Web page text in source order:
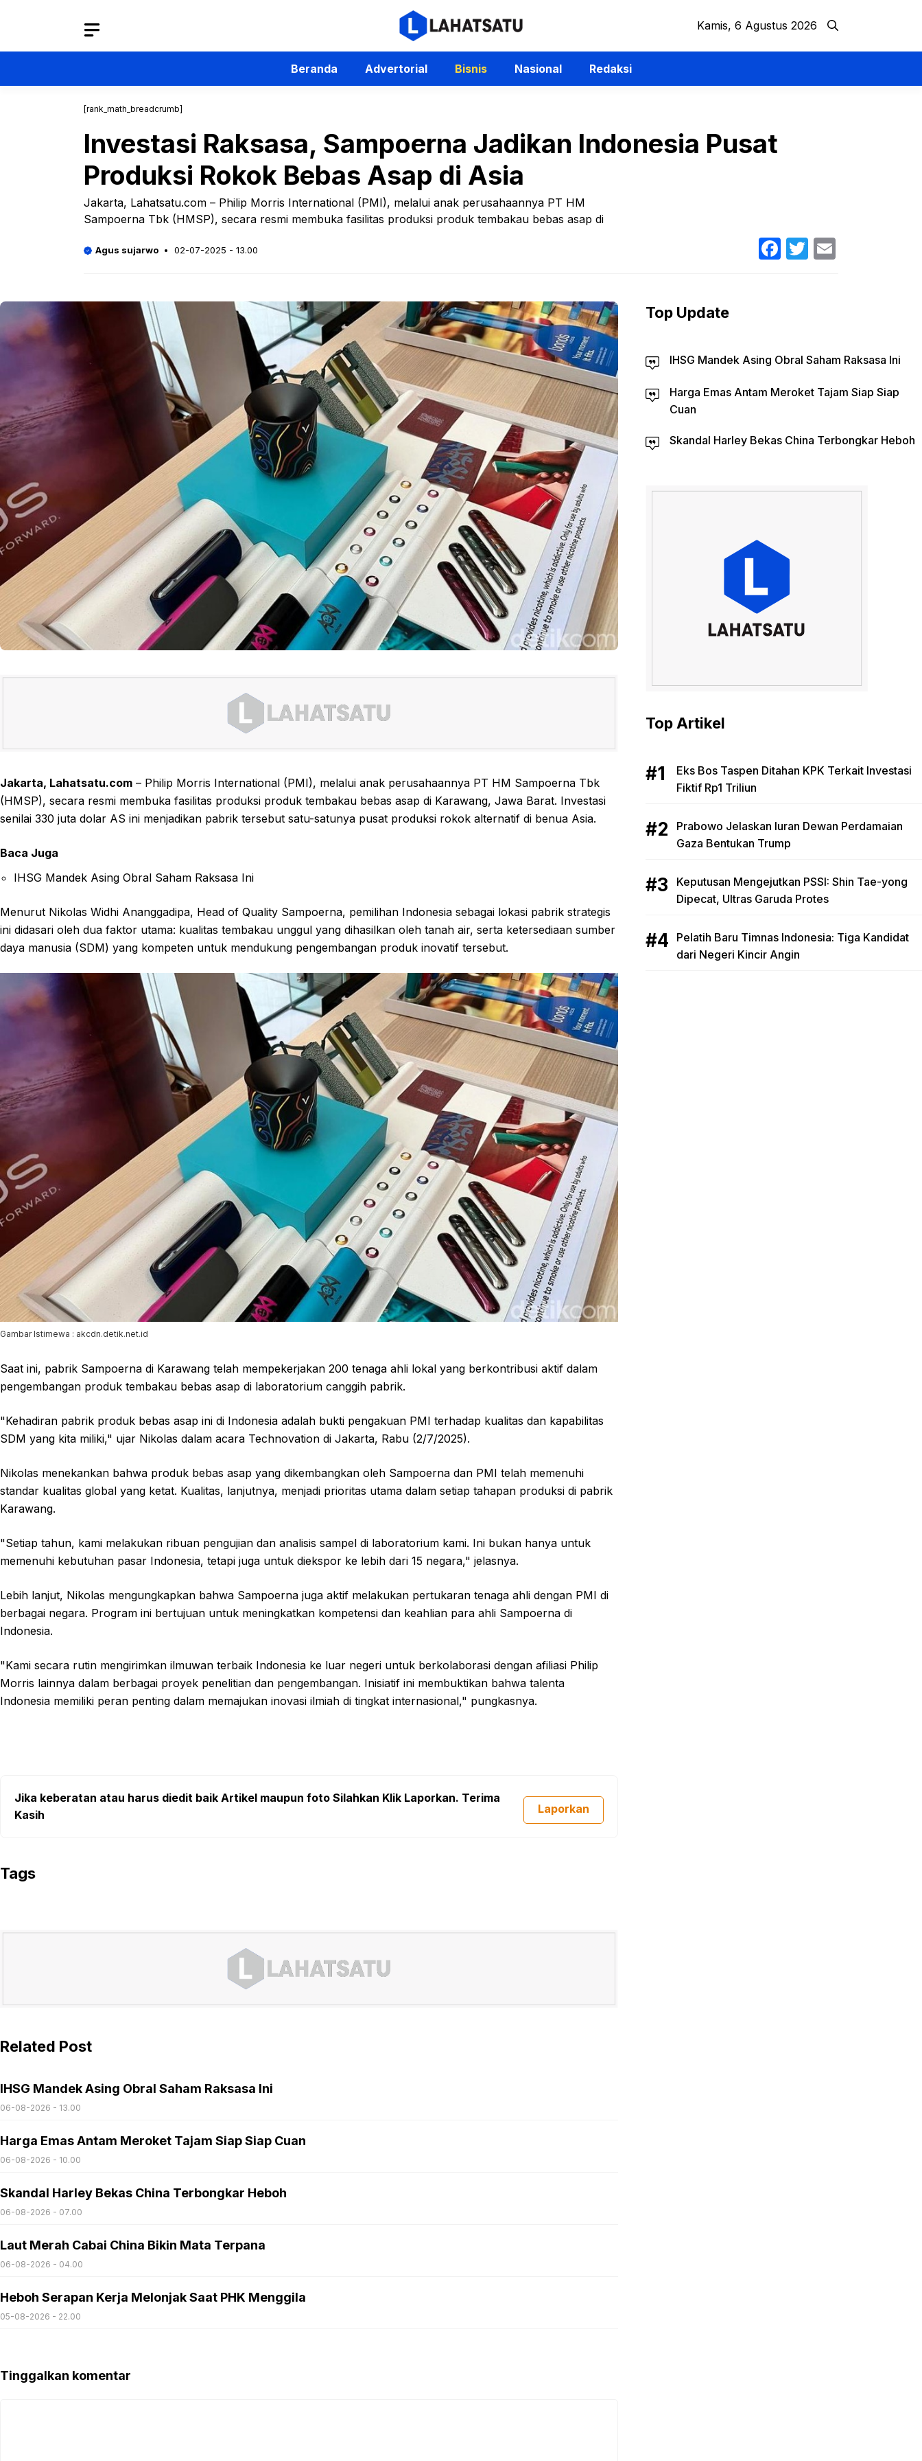
Kamis, 6 Agustus 2026
Beranda Advertorial Bisnis Nasional Redaksi
[rank_math_breadcrumb]
Investasi Raksasa, Sampoerna Jadikan Indonesia Pusat
Produksi Rokok Bebas Asap di Asia
Jakarta, Lahatsatu.com – Philip Morris International (PMI), melalui anak perusahaannya PT HM
Sampoerna Tbk (HMSP), secara resmi membuka fasilitas produksi produk tembakau bebas asap di
Agus sujarwo 02-07-2025 - 13.00 Facebook
Twitter
Jakarta, Lahatsatu.com – Philip Morris International (PMI), melalui anak perusahaannya PT HM Sampoerna Tbk
(HMSP), secara resmi membuka fasilitas produksi produk tembakau bebas asap di Karawang, Jawa Barat. Investasi
senilai 330 juta dolar AS ini menjadikan pabrik tersebut satu-satunya pusat produksi rokok alternatif di benua Asia.
Baca Juga
IHSG Mandek Asing Obral Saham Raksasa Ini
Menurut Nikolas Widhi Ananggadipa, Head of Quality Sampoerna, pemilihan Indonesia sebagai lokasi pabrik strategis
ini didasari oleh dua faktor utama: kualitas tembakau unggul yang dihasilkan oleh tanah air, serta ketersediaan sumber
daya manusia (SDM) yang kompeten untuk mendukung pengembangan produk inovatif tersebut.
Gambar Istimewa : akcdn.detik.net.id
Saat ini, pabrik Sampoerna di Karawang telah mempekerjakan 200 tenaga ahli lokal yang berkontribusi aktif dalam
pengembangan produk tembakau bebas asap di laboratorium canggih pabrik.
"Kehadiran pabrik produk bebas asap ini di Indonesia adalah bukti pengakuan PMI terhadap kualitas dan kapabilitas
SDM yang kita miliki," ujar Nikolas dalam acara Technovation di Jakarta, Rabu (2/7/2025).
Nikolas menekankan bahwa produk bebas asap yang dikembangkan oleh Sampoerna dan PMI telah memenuhi
standar kualitas global yang ketat. Kualitas, lanjutnya, menjadi prioritas utama dalam setiap tahapan produksi di pabrik
Karawang.
"Setiap tahun, kami melakukan ribuan pengujian dan analisis sampel di laboratorium kami. Ini bukan hanya untuk
memenuhi kebutuhan pasar Indonesia, tetapi juga untuk diekspor ke lebih dari 15 negara," jelasnya.
Lebih lanjut, Nikolas mengungkapkan bahwa Sampoerna juga aktif melakukan pertukaran tenaga ahli dengan PMI di
berbagai negara. Program ini bertujuan untuk meningkatkan kompetensi dan keahlian para ahli Sampoerna di
Indonesia.
"Kami secara rutin mengirimkan ilmuwan terbaik Indonesia ke luar negeri untuk berkolaborasi dengan afiliasi Philip
Morris lainnya dalam berbagai proyek penelitian dan pengembangan. Inisiatif ini membuktikan bahwa talenta
Indonesia memiliki peran penting dalam memajukan inovasi ilmiah di tingkat internasional," pungkasnya.
Jika keberatan atau harus diedit baik Artikel maupun foto Silahkan Klik Laporkan. Terima
Kasih
Laporkan
Tags
Related Post
IHSG Mandek Asing Obral Saham Raksasa Ini
06-08-2026 - 13.00
Harga Emas Antam Meroket Tajam Siap Siap Cuan
06-08-2026 - 10.00
Skandal Harley Bekas China Terbongkar Heboh
06-08-2026 - 07.00
Laut Merah Cabai China Bikin Mata Terpana
06-08-2026 - 04.00
Heboh Serapan Kerja Melonjak Saat PHK Menggila
05-08-2026 - 22.00
Tinggalkan komentar
Top Update
IHSG Mandek Asing Obral Saham Raksasa Ini
Harga Emas Antam Meroket Tajam Siap Siap
Cuan
Skandal Harley Bekas China Terbongkar Heboh
Top Artikel
Eks Bos Taspen Ditahan KPK Terkait Investasi
Fiktif Rp1 Triliun
Prabowo Jelaskan Iuran Dewan Perdamaian
Gaza Bentukan Trump
Keputusan Mengejutkan PSSI: Shin Tae-yong
Dipecat, Ultras Garuda Protes
Pelatih Baru Timnas Indonesia: Tiga Kandidat
dari Negeri Kincir Angin